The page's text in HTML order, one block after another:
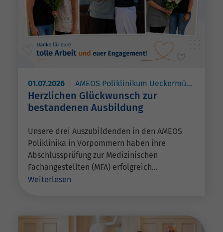
01.07.2026 AMEOS Poliklinikum Ueckermünde
Herzlichen Glückwunsch zur
bestandenen Ausbildung
Unsere drei Auszubildenden in den AMEOS
Poliklinika in Vorpommern haben ihre
Abschlussprüfung zur Medizinischen
Fachangestellten (MFA) erfolgreich…
Weiterlesen